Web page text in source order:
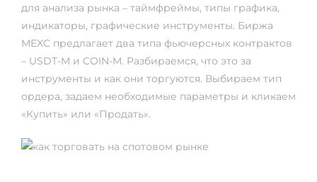
для анализа рынка – таймфреймы, типы графика,
индикаторы, графические инструменты. Биржа
MEXC предлагает два типа фьючерсных контрактов
– USDT-M и COIN-M. Разбираемся, что это за
инструменты и как они торгуются. Выбираем тип
ордера, задаем необходимые параметры и кликаем
«Купить» или «Продать».